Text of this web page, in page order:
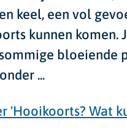
keel, een vol
kunnen
bloeiende
...
'Hooikoorts? Wat